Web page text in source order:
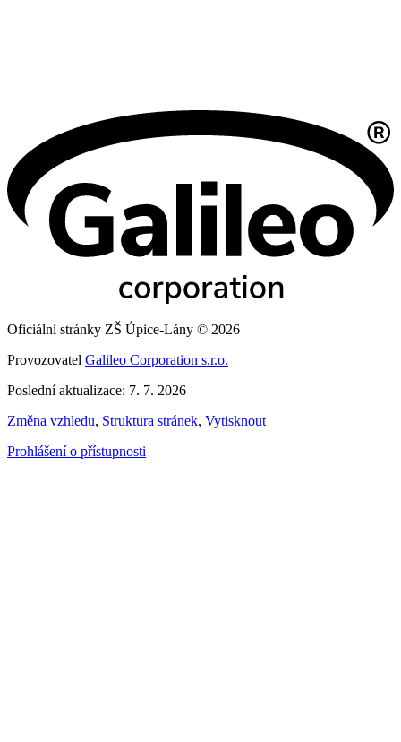
Oficiální stránky ZŠ Úpice-Lány © 2026
Provozovatel Galileo Corporation s.r.o.
Poslední aktualizace: 7. 7. 2026
Změna vzhledu, Struktura stránek, Vytisknout
Prohlášení o přístupnosti